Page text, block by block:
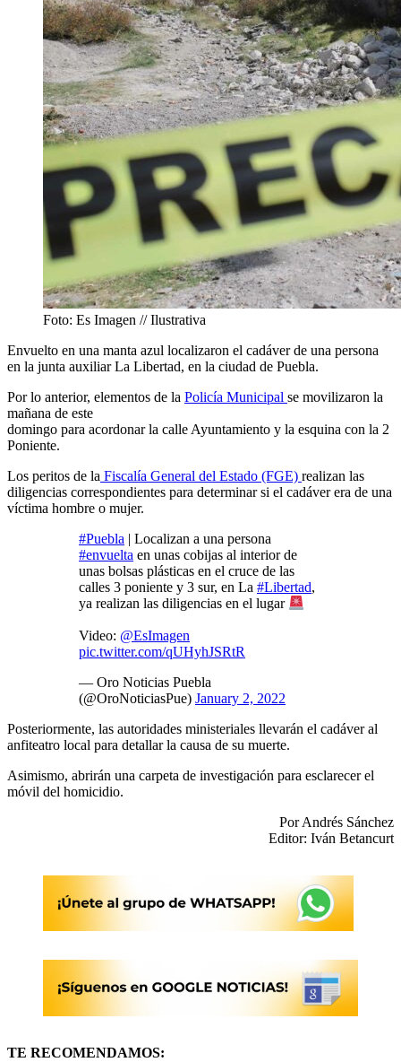
Foto: Es Imagen // Ilustrativa
Envuelto en una manta azul localizaron el cadáver de una persona
en la junta auxiliar La Libertad, en la ciudad de Puebla.
Por lo anterior, elementos de la Policía Municipal se movilizaron la
mañana de este
domingo para acordonar la calle Ayuntamiento y la esquina con la 2
Poniente.
Los peritos de la Fiscalía General del Estado (FGE) realizan las
diligencias correspondientes para determinar si el cadáver era de una
víctima hombre o mujer.
#Puebla | Localizan a una persona
#envuelta en unas cobijas al interior de
unas bolsas plásticas en el cruce de las
calles 3 poniente y 3 sur, en La #Libertad,
ya realizan las diligencias en el lugar
Video: @EsImagen
pic.twitter.com/qUHyhJSRtR
— Oro Noticias Puebla
(@OroNoticiasPue) January 2, 2022
Posteriormente, las autoridades ministeriales llevarán el cadáver al
anfiteatro local para detallar la causa de su muerte.
Asimismo, abrirán una carpeta de investigación para esclarecer el
móvil del homicidio.
Por Andrés Sánchez
Editor: Iván Betancurt
TE RECOMENDAMOS: